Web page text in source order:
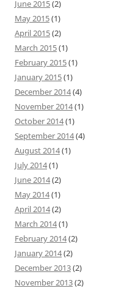
June 2015(2)
May 2015(1)
April 2015(2)
March 2015(1)
February 2015(1)
January 2015(1)
December 2014(4)
November 2014(1)
October 2014(1)
September 2014(4)
August 2014(1)
July 2014(1)
June 2014(2)
May 2014(1)
April 2014(2)
March 2014(1)
February 2014(2)
January 2014(2)
December 2013(2)
November 2013(2)